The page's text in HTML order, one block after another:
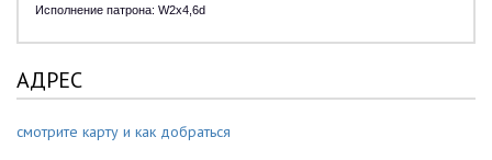
Исполнение патрона: W2x4,6d
АДРЕС
смотрите карту и как добраться